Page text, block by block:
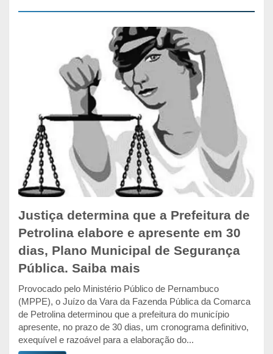
Justiça determina que a Prefeitura de
Petrolina elabore e apresente em 30
dias, Plano Municipal de Segurança
Pública. Saiba mais
Provocado pelo Ministério Público de Pernambuco
(MPPE), o Juízo da Vara da Fazenda Pública da Comarca
de Petrolina determinou que a prefeitura do município
apresente, no prazo de 30 dias, um cronograma definitivo,
exequível e razoável para a elaboração do...